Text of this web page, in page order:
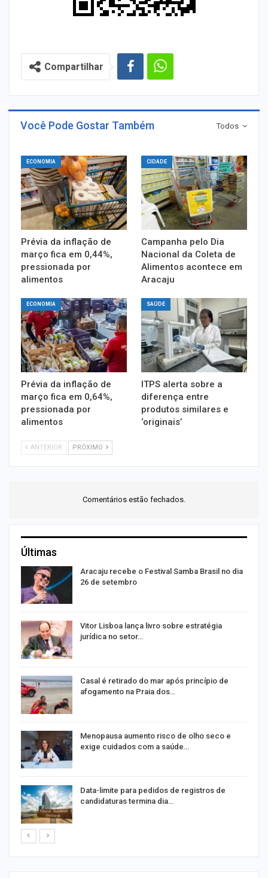
Compartilhar
Todos
Você Pode Gostar Também
ECONOMIA
Prévia da inflação de
março fica em 0,44%,
pressionada por
alimentos
CIDADE
Campanha pelo Dia
Nacional da Coleta de
Alimentos acontece em
Aracaju
ECONOMIA
Prévia da inflação de
março fica em 0,64%,
pressionada por
alimentos
SAÚDE
ITPS alerta sobre a
diferença entre
produtos similares e
‘originais’
ANTERIOR PRÓXIMO
Comentários estão fechados.
Últimas
Aracaju recebe o Festival Samba Brasil no dia
26 de setembro
Vitor Lisboa lança livro sobre estratégia
jurídica no setor…
Casal é retirado do mar após princípio de
afogamento na Praia dos…
Menopausa aumento risco de olho seco e
exige cuidados com a saúde…
Data-limite para pedidos de registros de
candidaturas termina dia…